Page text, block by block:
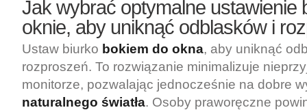
Jak wybrać optymalne ustawienie
oknie, aby uniknąć odblasków i
Ustaw biurko bokiem do okna, aby uniknąć
rozproszeń. To rozwiązanie minimalizuje
monitorze, pozwalając jednocześnie na dobre
naturalnego światła. Osoby praworęczne